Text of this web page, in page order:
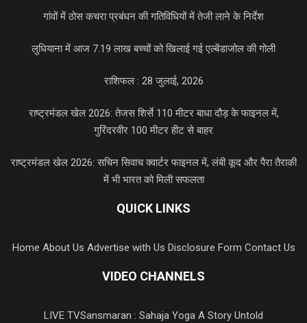
गांवों में ठोस कचरा प्रबंधन की गतिविधियों में तेजी लाने के निर्देश
लुधियाना में आज 7.19 लाख बच्चों को खिलाई गई एल्बेंडाजोल की गोली
राशिफल : 28 जुलाई, 2026
राष्ट्रमंडल खेल 2026: तेजस शिर्से 110 मीटर बाधा दौड़ के फाइनल में,
गुरिंदरवीर 100 मीटर हीट से बाहर
राष्ट्रमंडल खेल 2026: सचिन सिवाच क्वार्टर फाइनल में, लंबी कूद और पैरा तैराकी
में भी भारत को मिली सफलता
QUICK LINKS
Home About Us Advertise with Us Disclosure Form Contact Us
VIDEO CHANNELS
LIVE TVSansmaran : Sahaja Yoga A Story Untold